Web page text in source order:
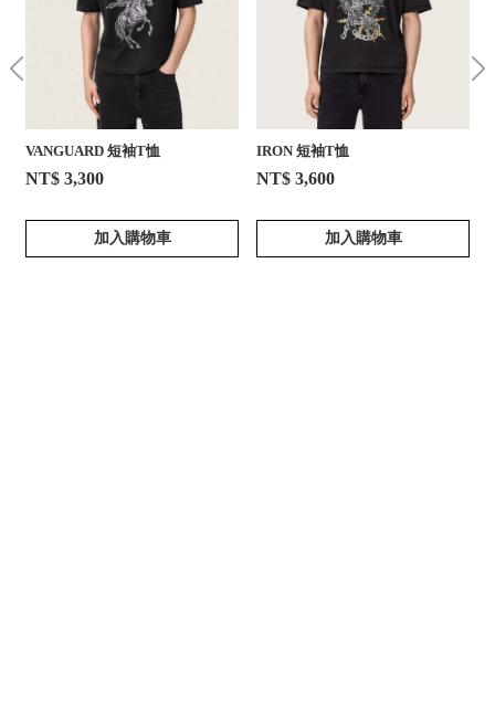
VANGUARD 短袖T恤
NT$ 3,300
加入購物車
IRON 短袖T恤
NT$ 3,600
加入購物車